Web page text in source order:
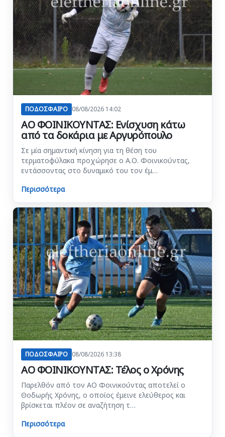
ΠΟΔΟΣΦΑΙΡΟ 08/08/2026 14:02
ΑΟ ΦΟΙΝΙΚΟΥΝΤΑΣ: Ενίσχυση κάτω
από τα δοκάρια με Αργυρόπουλο
Σε μία σημαντική κίνηση για τη θέση του
τερματοφύλακα προχώρησε ο Α.Ο. Φοινικούντας,
εντάσσοντας στο δυναμικό του τον έμ…
Περισσότερα
ΠΟΔΟΣΦΑΙΡΟ 08/08/2026 13:38
ΑΟ ΦΟΙΝΙΚΟΥΝΤΑΣ: Τέλος ο Χρόνης
Παρελθόν από τον ΑΟ Φοινικούντας αποτελεί ο
Θοδωρής Χρόνης, ο οποίος έμεινε ελεύθερος και
βρίσκεται πλέον σε αναζήτηση τ…
Περισσότερα